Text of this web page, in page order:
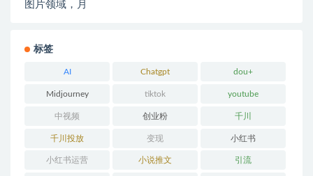
标签
AI Chatgpt dou+
Midjourney tiktok youtube
中视频 创业粉 千川
千川投放 变现 小红书
小红书运营 小说推文 引流